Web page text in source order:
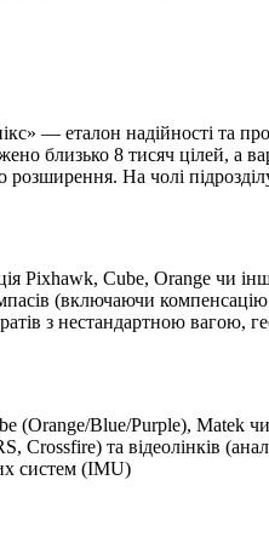
— еталон надійності та
близько 8 тисяч цілей, а
На чолі
Pixhawk, Cube, Orange чи
(включаючи
з нестандартною
(Orange/Blue/Purple), Matek чи
Crossfire) та відеолінків
систем (IMU)